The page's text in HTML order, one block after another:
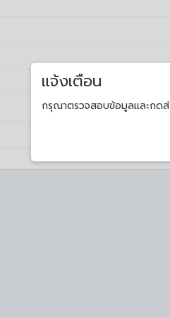
แจ้งเตือน
กรุณาตรวจสอบข้อมูลและกด